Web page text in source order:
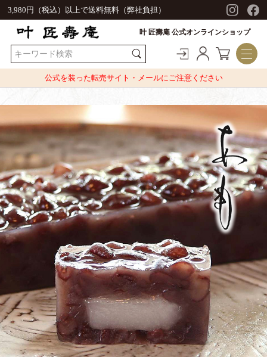
3,980円（税込）以上で送料無料（弊社負担）
叶 匠壽庵 公式オンラインショップ
公式を装った転売サイト・メールにご注意ください